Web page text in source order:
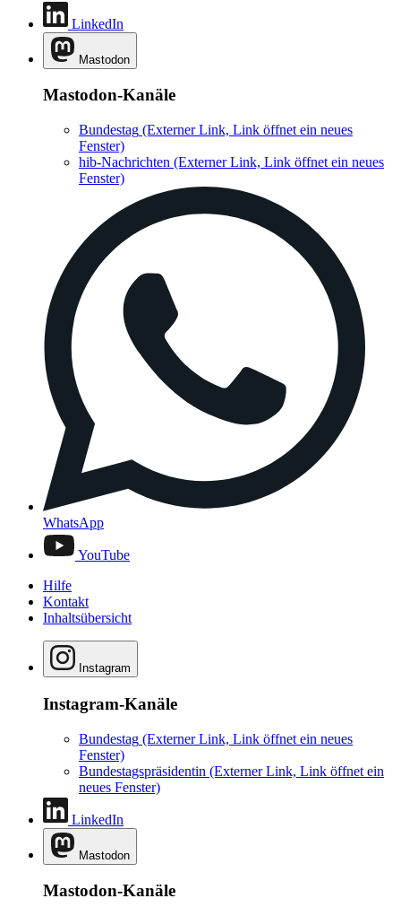
LinkedIn
Mastodon
Mastodon-Kanäle
Bundestag (Externer Link, Link öffnet ein neues
Fenster)
hib-Nachrichten (Externer Link, Link öffnet ein neues
Fenster)
WhatsApp
YouTube
Hilfe
Kontakt
Inhaltsübersicht
Instagram
Instagram-Kanäle
Bundestag (Externer Link, Link öffnet ein neues
Fenster)
Bundestagspräsidentin (Externer Link, Link öffnet ein
neues Fenster)
LinkedIn
Mastodon
Mastodon-Kanäle